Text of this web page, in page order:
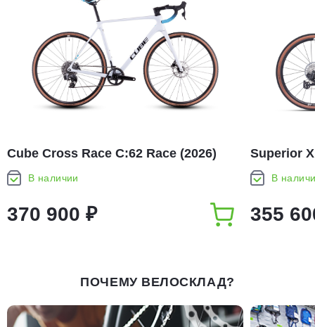
Cube Cross Race C:62 Race (2026)
В наличии
370 900 ₽
Superior
В
355
ПОЧЕМУ ВЕЛОСКЛАД?